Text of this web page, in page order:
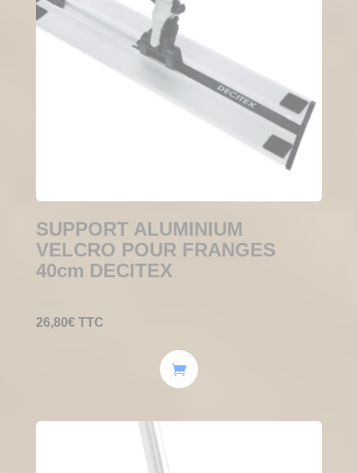
SUPPORT ALUMINIUM
VELCRO POUR FRANGES
40cm DECITEX
26,80€ TTC